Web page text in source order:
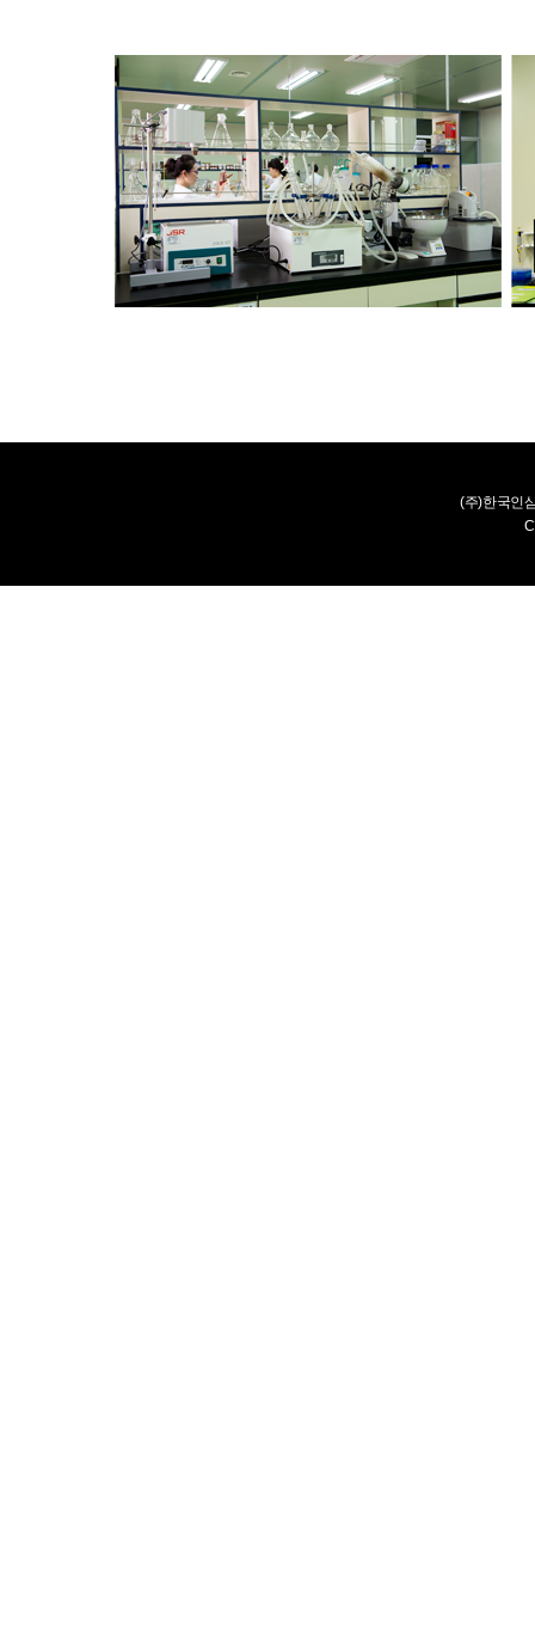
(주)한국인